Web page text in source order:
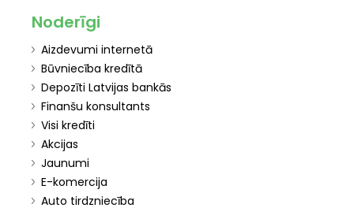
Noderīgi
Aizdevumi internetā
Būvniecība kredītā
Depozīti Latvijas bankās
Finanšu konsultants
Visi kredīti
Akcijas
Jaunumi
E-komercija
Auto tirdzniecība